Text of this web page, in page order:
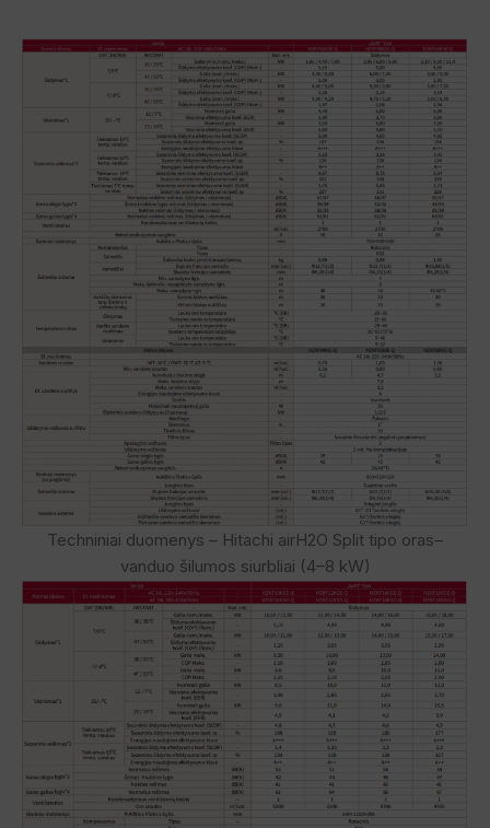
Techniniai duomenys – Hitachi airH2O Split tipo oras–
vanduo šilumos siurbliai (4–8 kW)